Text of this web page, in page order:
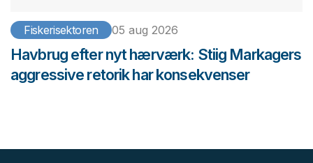
Fiskerisektoren 05 aug 2026
Havbrug efter nyt hærværk: Stiig Markagers
aggressive retorik har konsekvenser